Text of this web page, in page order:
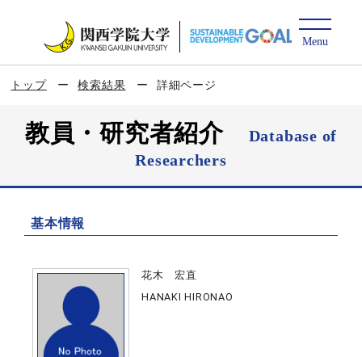
トップ 検索結果 詳細ページ
教員・研究者紹介
Database of
Researchers
基本情報
花木 宏直
HANAKI HIRONAO